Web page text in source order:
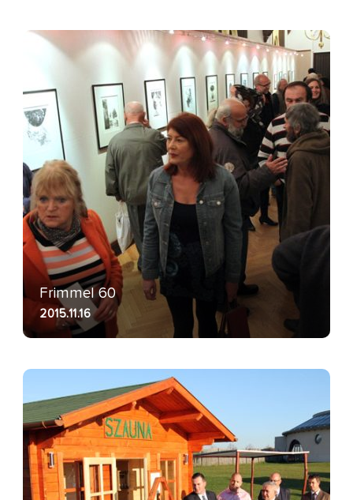
Frimmel 60
2015.11.16